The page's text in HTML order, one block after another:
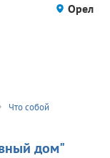
Орел
Что собой
дом"